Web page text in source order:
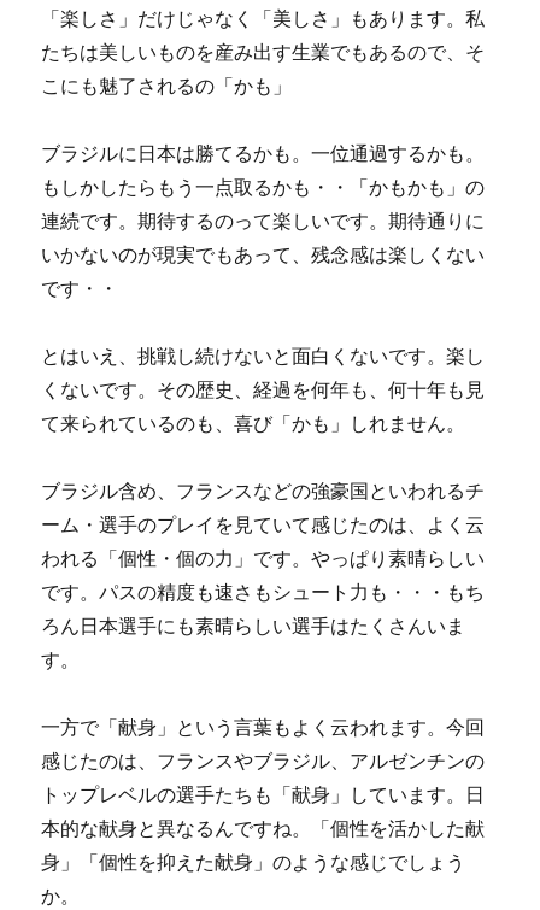
「楽しさ」だけじゃなく「美しさ」もあります。私
たちは美しいものを産み出す生業でもあるので、そ
こにも魅了されるの「かも」
ブラジルに日本は勝てるかも。一位通過するかも。
もしかしたらもう一点取るかも・・「かもかも」の
連続です。期待するのって楽しいです。期待通りに
いかないのが現実でもあって、残念感は楽しくない
です・・
とはいえ、挑戦し続けないと面白くないです。楽し
くないです。その歴史、経過を何年も、何十年も見
て来られているのも、喜び「かも」しれません。
ブラジル含め、フランスなどの強豪国といわれるチ
ーム・選手のプレイを見ていて感じたのは、よく云
われる「個性・個の力」です。やっぱり素晴らしい
です。パスの精度も速さもシュート力も・・・もち
ろん日本選手にも素晴らしい選手はたくさんいま
す。
一方で「献身」という言葉もよく云われます。今回
感じたのは、フランスやブラジル、アルゼンチンの
トップレベルの選手たちも「献身」しています。日
本的な献身と異なるんですね。「個性を活かした献
身」「個性を抑えた献身」のような感じでしょう
か。